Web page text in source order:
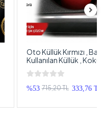
Oto Küllük Kırmızı ,
Kullanılan Küllük ,
Kapaklı Araba Küllüğü
%53 715,20 TL 333,76